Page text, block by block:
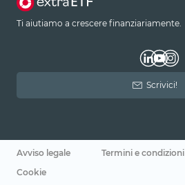
Ti aiutiamo a crescere finanziariamente.
Scrivici!
Avviso legale Termini e condizioni
Cookie